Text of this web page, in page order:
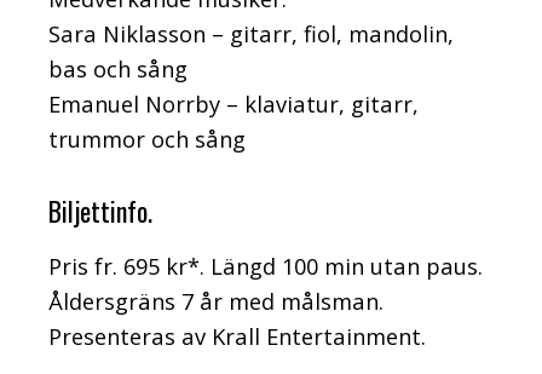
Sara Niklasson – gitarr, fiol, mandolin,
bas och sång
Emanuel Norrby – klaviatur, gitarr,
trummor och sång
Biljettinfo.
Pris fr. 695 kr*. Längd 100 min utan paus.
Åldersgräns 7 år med målsman.
Presenteras av Krall Entertainment.